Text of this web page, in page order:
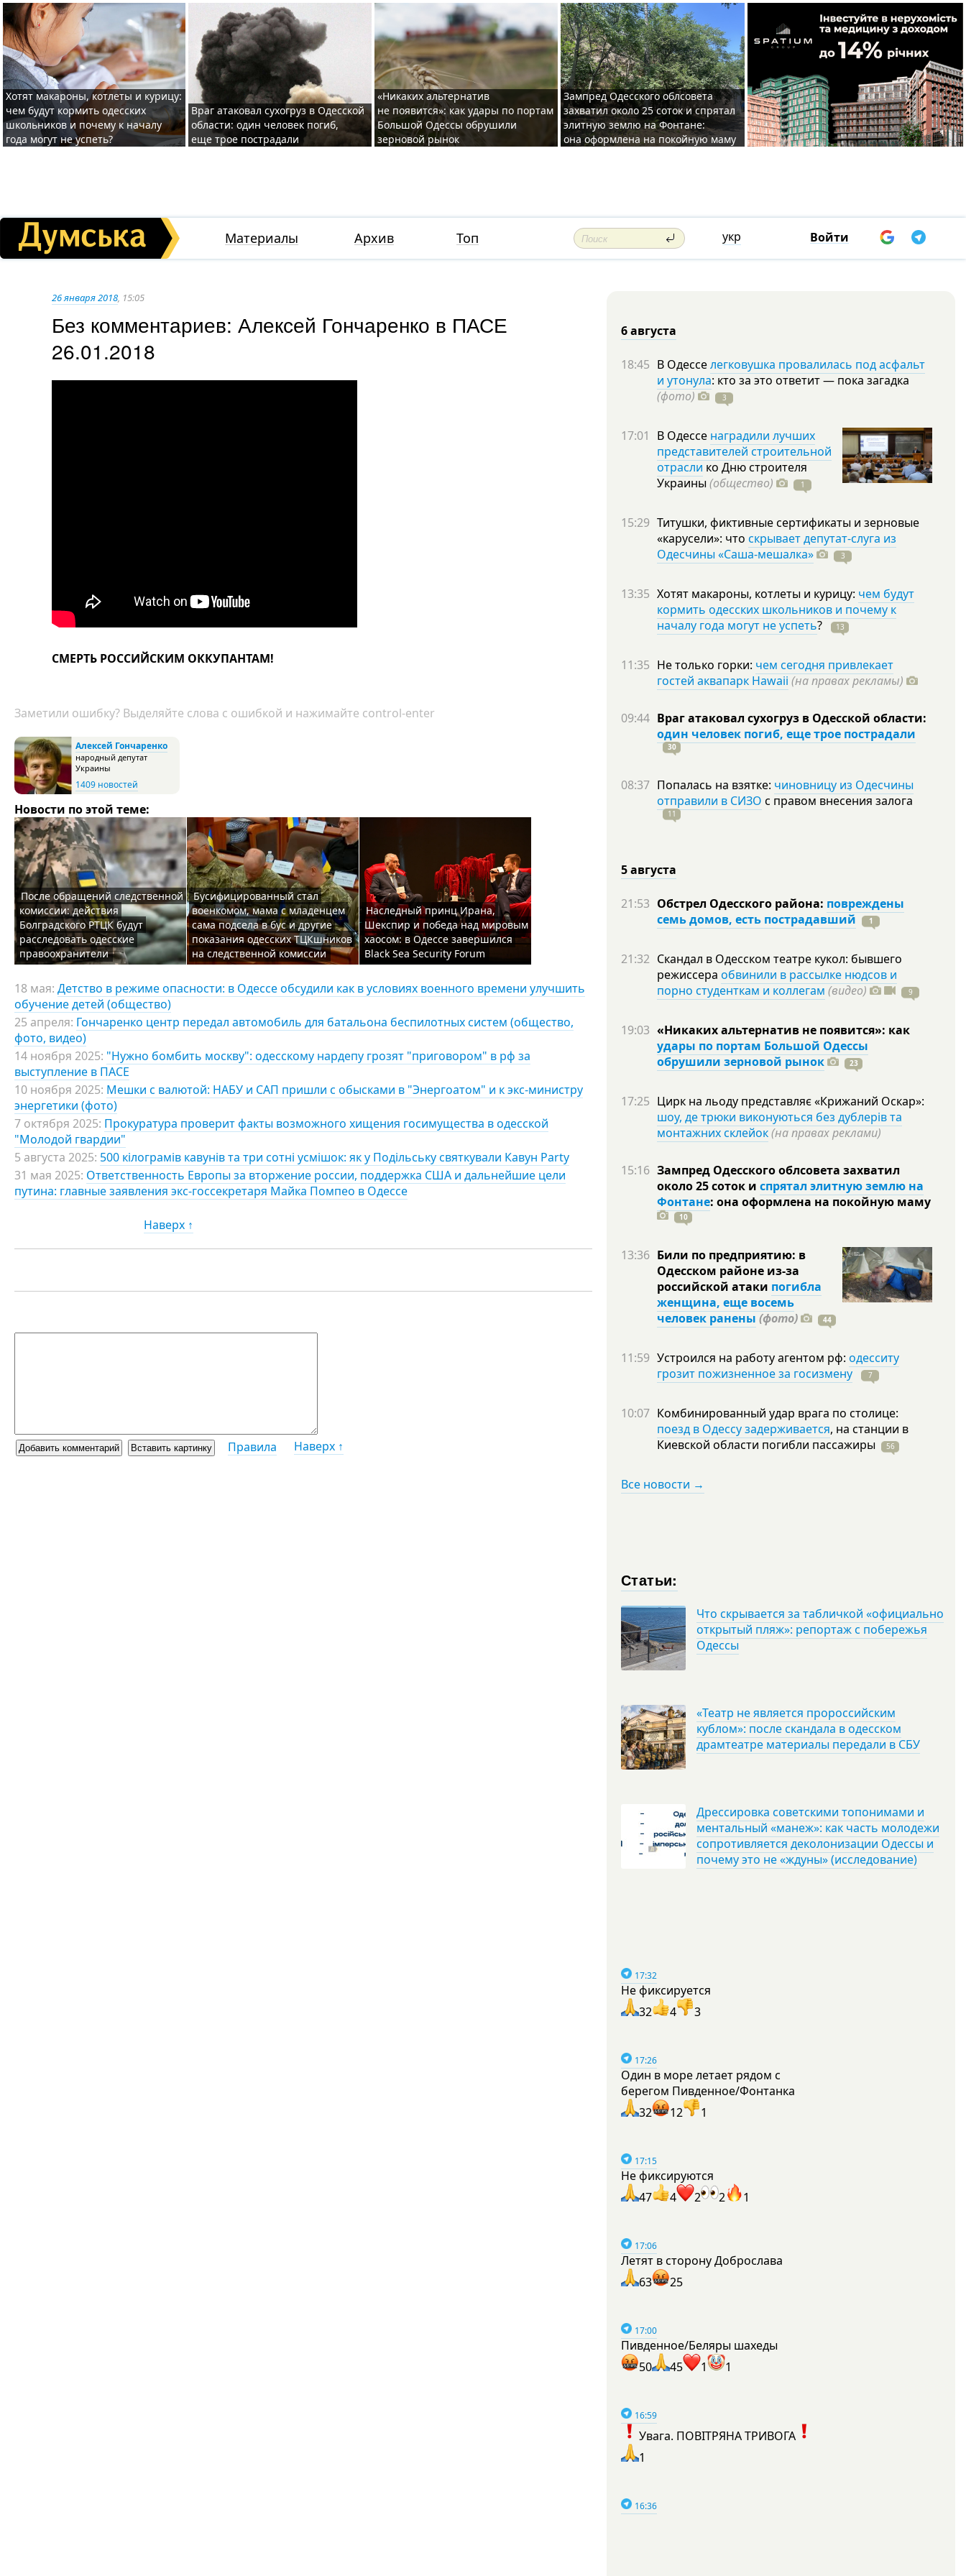
Хотят макароны, котлеты и курицу:
чем будут кормить одесских
школьников и почему к началу
года могут не успеть?
Враг атаковал сухогруз в Одесской
области: один человек погиб,
еще трое пострадали
«Никаких альтернатив
не появится»: как удары по портам
Большой Одессы обрушили
зерновой рынок
Зампред Одесского облсовета
захватил около 25 соток и спрятал
элитную землю на Фонтане:
она оформлена на покойную маму
Материалы Архив Топ укр Войти
26 января 2018, 15:05
Без комментариев: Алексей Гончаренко в ПАСЕ
26.01.2018
СМЕРТЬ РОССИЙСКИМ ОККУПАНТАМ!
Заметили ошибку? Выделяйте слова с ошибкой и нажимайте control-enter
Алексей Гончаренко
народный депутат
Украины
1409 новостей
Новости по этой теме:
После обращений следственной
комиссии: действия
Болградского РТЦК будут
расследовать одесские
правоохранители
Бусифицированный стал
военкомом, мама с младенцем
сама подсела в бус и другие
показания одесских ТЦКшников
на следственной комиссии
Наследный принц Ирана,
Шекспир и победа над мировым
хаосом: в Одессе завершился
Black Sea Security Forum
18 мая: Детство в режиме опасности: в Одессе обсудили как в условиях военного времени улучшить
обучение детей (общество)
25 апреля: Гончаренко центр передал автомобиль для батальона беспилотных систем (общество,
фото, видео)
14 ноября 2025: "Нужно бомбить москву": одесскому нардепу грозят "приговором" в рф за
выступление в ПАСЕ
10 ноября 2025: Мешки с валютой: НАБУ и САП пришли с обысками в "Энергоатом" и к экс-министру
энергетики (фото)
7 октября 2025: Прокуратура проверит факты возможного хищения госимущества в одесской
"Молодой гвардии"
5 августа 2025: 500 кілограмів кавунів та три сотні усмішок: як у Подільську святкували Кавун Party
31 мая 2025: Ответственность Европы за вторжение россии, поддержка США и дальнейшие цели
путина: главные заявления экс-госсекретаря Майка Помпео в Одессе
Наверх ↑
Правила Наверх ↑
6 августа
18:45 В Одесселегковушка провалилась под асфальт
и утонула: кто за это ответит — пока загадка
(фото)
3
17:01 В Одессе наградили лучших
представителей строительной
отрасли ко Дню строителя
Украины (общество) 1
15:29 Титушки, фиктивные сертификаты и зерновые
«карусели»: что скрывает депутат-слуга из
Одесчины «Саша-мешалка»
3
13:35 Хотят макароны, котлеты и курицу: чем будут
кормить одесских школьников и почему к
началу года могут не успеть? 13
11:35 Не только горки: чем сегодня привлекает
гостей аквапарк Hawaii (на правах рекламы)
09:44 Враг атаковал сухогруз в Одесской области:
один человек погиб, еще трое пострадали
30
08:37 Попалась на взятке: чиновницу из Одесчины
отправили в СИЗО с правом внесения залога
11
5 августа
21:53 Обстрел Одесского района: повреждены
семь домов, есть пострадавший
1
21:32 Скандал в Одесском театре кукол: бывшего
режиссера обвинили в рассылке нюдсов и
порно студенткам и коллегам (видео) 9
19:03 «Никаких альтернатив не появится»: как
удары по портам Большой Одессы
обрушили зерновой рынок
23
17:25 Цирк на льоду представляє «Крижаний Оскар»:
шоу, де трюки виконуються без дублерів та
монтажних склейок(на правах реклами)
15:16 Зампред Одесского облсовета захватил
около 25 соток и спрятал элитную землю на
Фонтане: она оформлена на покойную маму
10
13:36 Били по предприятию: в
Одесском районе из-за
российской атаки погибла
женщина, еще восемь
человек ранены (фото) 44
11:59 Устроился на работу агентом рф: одесситу
грозит пожизненное за госизмену
7
10:07 Комбинированный удар врага по столице:
поезд в Одессу задерживается, на станции в
Киевской области погибли пассажиры 56
Все новости →
Статьи:
Что скрывается за табличкой «официально
открытый пляж»: репортаж с побережья
Одессы
«Театр не является пророссийским
кублом»: после скандала в одесском
драмтеатре материалы передали в СБУ
Дрессировка советскими топонимами и
ментальный «манеж»: как часть молодежи
сопротивляется деколонизации Одессы и
почему это не «ждуны» (исследование)
17:32
Не фиксируется
32
4 3
17:26
Один в море летает рядом с
берегом Пивденное/Фонтанка
32
12 1
17:15
Не фиксируются
47
4 2 2 1
17:06
Летят в сторону Доброслава
63
25
17:00
Пивденное/Беляры шахеды
50
45 1 1
16:59
Увага. ПОВІТРЯНА ТРИВОГА
1
16:36